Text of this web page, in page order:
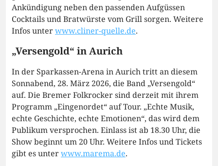
Ankündigung neben den passenden Aufgüssen
Cocktails und Bratwürste vom Grill sorgen. Weitere
Infos unterwww.cliner-quelle.de.
„Versengold“ in Aurich
In der Sparkassen-Arena in Aurich tritt an diesem
Sonnabend, 28. März 2026, die Band „Versengold“
auf. Die Bremer Folkrocker sind derzeit mit ihrem
Programm „Eingenordet“ auf Tour. „Echte Musik,
echte Geschichte, echte Emotionen“, das wird dem
Publikum versprochen. Einlass ist ab 18.30 Uhr, die
Show beginnt um 20 Uhr. Weitere Infos und Tickets
gibt es unterwww.marema.de.